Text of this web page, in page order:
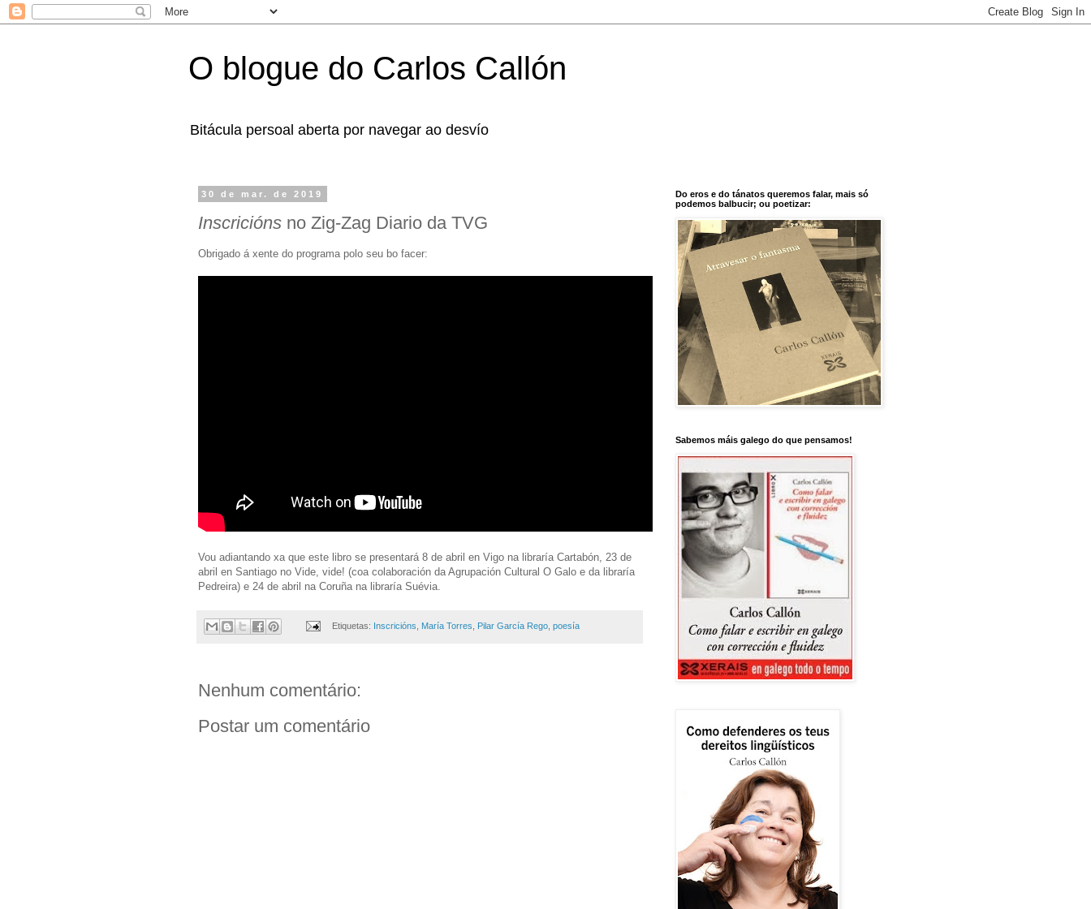
O blogue do Carlos Callón
Bitácula persoal aberta por navegar ao desvío
30 de mar. de 2019
Inscricións no Zig-Zag Diario da TVG
Obrigado á xente do programa polo seu bo facer:
Vou adiantando xa que este libro se presentará 8 de abril en Vigo na libraría Cartabón, 23 de
abril en Santiago no Vide, vide! (coa colaboración da Agrupación Cultural O Galo e da libraría
Pedreira) e 24 de abril na Coruña na libraría Suévia.
Etiquetas: Inscricións María Torres Pilar García Rego, poesía
Nenhum comentário:
Postar um comentário
Do eros e do tánatos queremos falar, mais só
podemos balbucir; ou poetizar:
Sabemos máis galego do que pensamos!